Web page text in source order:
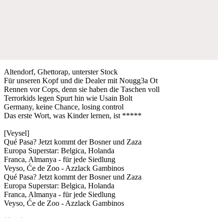
Altendorf, Ghettorap, unterster Stock
Für unseren Kopf und die Dealer mit Nougg3a Ot
Rennen vor Cops, denn sie haben die Taschen voll
Terrorkids legen Spurt hin wie Usain Bolt
Germany, keine Chance, losing control
Das erste Wort, was Kinder lernen, ist *****
[Veysel]
Qué Pasa? Jetzt kommt der Bosner und Zaza
Europa Superstar: Belgica, Holanda
Franca, Almanya - für jede Siedlung
Veyso, Će de Zoo - Azzlack Gambinos
Qué Pasa? Jetzt kommt der Bosner und Zaza
Europa Superstar: Belgica, Holanda
Franca, Almanya - für jede Siedlung
Veyso, Će de Zoo - Azzlack Gambinos